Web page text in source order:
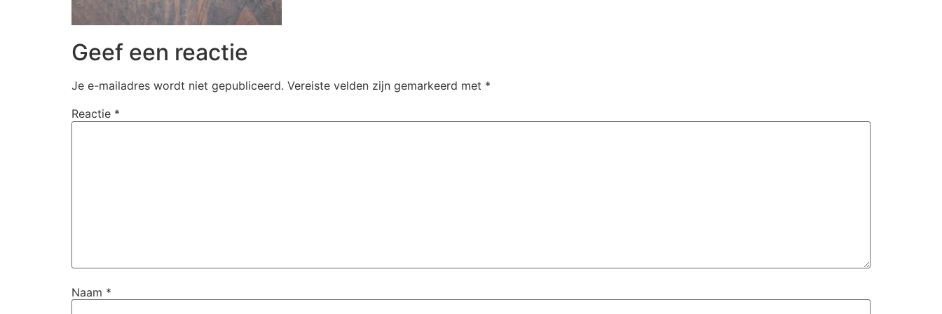
Geef een reactie
Je e-mailadres wordt niet gepubliceerd. Vereiste velden zijn gemarkeerd met *
Reactie *
Naam *